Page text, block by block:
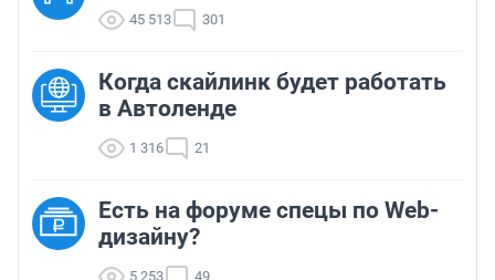
45 513 301
Когда скайлинк будет работать
в Автоленде
1 316 21
Есть на форуме спецы по Web-
дизайну?
5 253 49